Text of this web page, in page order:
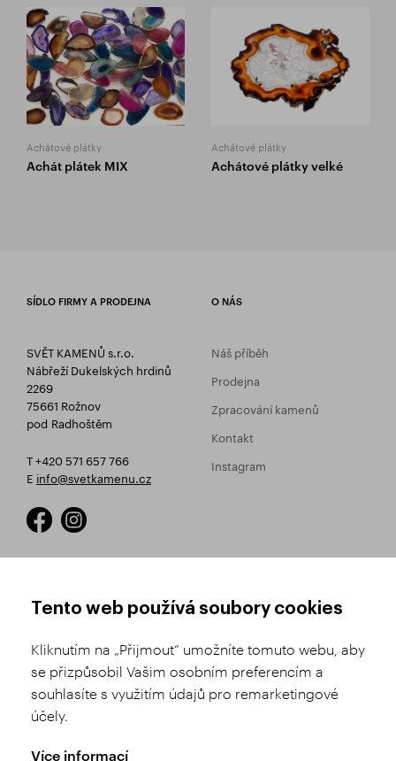
Achátové plátky
Achát plátek MIX
Achátové plátky
Achátové plátky velké
SÍDLO FIRMY A PRODEJNA
SVĚT KAMENŮ s.r.o.
Nábřeží Dukelských hrdinů
2269
75661 Rožnov
pod Radhoštěm
T +420 571 657 766
E info@svetkamenu.cz
O NÁS
Náš příběh
Prodejna
Zpracování kamenů
Kontakt
Instagram
Registrace
Výběr zboží
Doprava a platba
Historie objednávek
Obchodní podmínky
Reklamační řád
Nastavení soukromí
Tento web používá soubory cookies
Kliknutím na „Přijmout“ umožníte tomuto webu, aby
se přizpůsobil Vašim osobním preferencím a
souhlasíte s využitím údajů pro remarketingové
účely.
Více informací